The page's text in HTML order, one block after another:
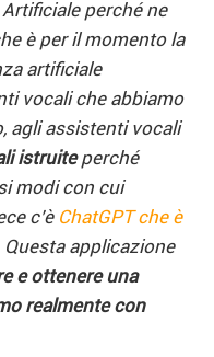
perché ne
è per il momento la
artificiale
vocali che abbiamo
agli assistenti vocali
istruiteperché
modi con cui
c’è ChatGPT che è
Questa applicazione
e ottenere una
realmente con